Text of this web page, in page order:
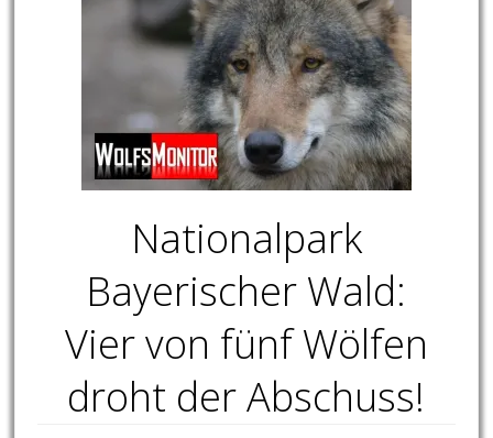
Nationalpark
Bayerischer Wald:
Vier von fünf Wölfen
droht der Abschuss!